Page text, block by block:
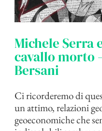
Michele Serra
cavallo morto
Bersani
Ci ricorderemo di
un attimo, relazioni
geoeconomiche che